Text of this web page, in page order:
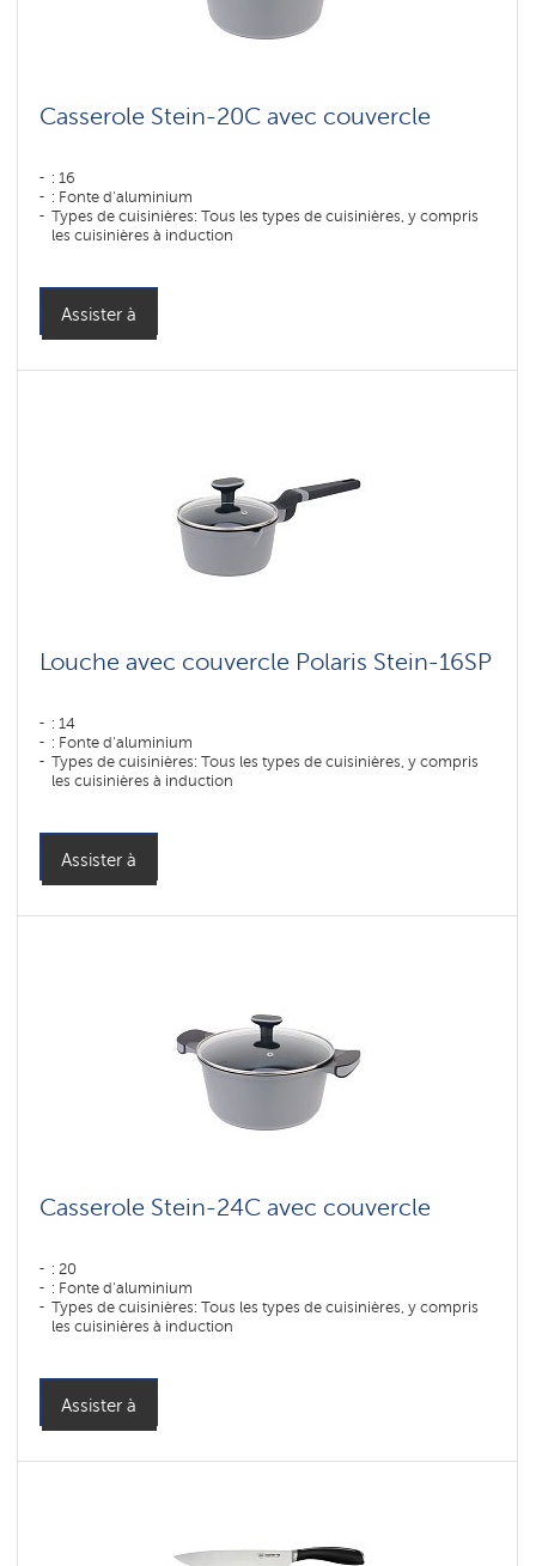
Casserole Stein-20C avec couvercle
: 16
: Fonte d'aluminium
Types de cuisinières: Tous les types de cuisinières, y compris
les cuisinières à induction
Assister à
Louche avec couvercle Polaris Stein-16SP
: 14
: Fonte d'aluminium
Types de cuisinières: Tous les types de cuisinières, y compris
les cuisinières à induction
Assister à
Casserole Stein-24C avec couvercle
: 20
: Fonte d'aluminium
Types de cuisinières: Tous les types de cuisinières, y compris
les cuisinières à induction
Assister à
Коллекция
посуды
Коллекция
посуды
Solid
Pearl